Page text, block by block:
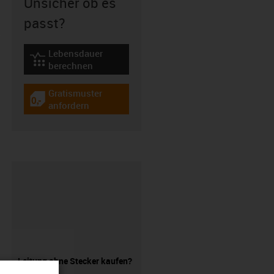
passt?
igus-icon-lebensdauerrechner
Lebensdauer
berechnen
igus-icon-gratismuster
Gratismuster
anfordern
Leitung ohne Stecker kaufen?